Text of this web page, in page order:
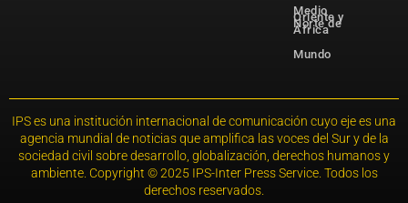
Medio
Oriente y
Norte de
África
Mundo
IPS es una institución internacional de comunicación cuyo eje es una
agencia mundial de noticias que amplifica las voces del Sur y de la
sociedad civil sobre desarrollo, globalización, derechos humanos y
ambiente. Copyright © 2025 IPS-Inter Press Service. Todos los
derechos reservados.